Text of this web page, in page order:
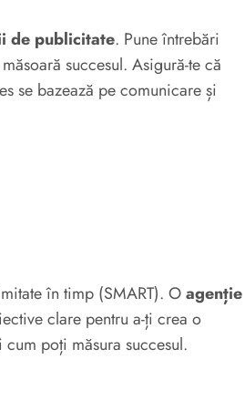
de publicitate. Pune întrebări
succesul. Asigură-te că
se bazează pe comunicare și
în timp (SMART). Oagenție
clare pentru a-ți crea o
poți măsura succesul.